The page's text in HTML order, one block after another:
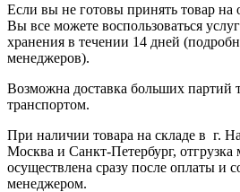
Если вы не готовы принять товар на
Вы все можете воспользоваться
хранения в течении 14 дней
менеджеров).
Возможна доставка больших партий
транспортом.
При наличии товара на складе в г.
Москва и Санкт-Петербург, отгрузка
осуществлена сразу после оплаты и
менеджером.